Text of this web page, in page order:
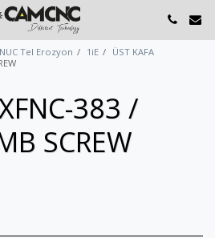
Tel Erozyon 1iE
ÜST KAFA
383 /
SCREW